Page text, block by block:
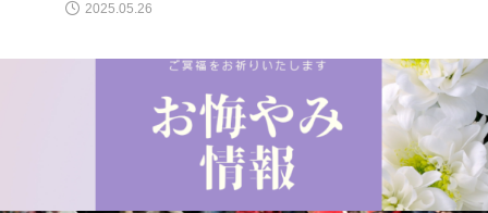
2025.05.26